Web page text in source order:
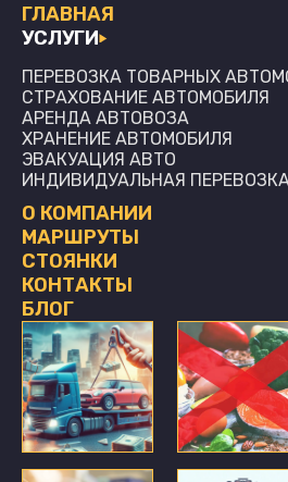
ГЛАВНАЯ
УСЛУГИ
ПЕРЕВОЗКА ТОВАРНЫХ
СТРАХОВАНИЕ АВТОМОБИЛЯ
АРЕНДА АВТОВОЗА
ХРАНЕНИЕ АВТОМОБИЛЯ
ЭВАКУАЦИЯ АВТО
ИНДИВИДУАЛЬНАЯ
О КОМПАНИИ
МАРШРУТЫ
СТОЯНКИ
КОНТАКТЫ
БЛОГ